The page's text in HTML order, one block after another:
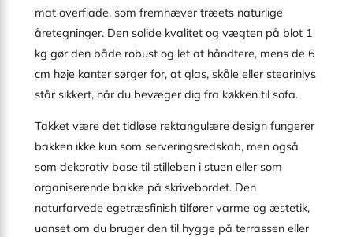
mat overflade, som fremhæver træets naturlige
åretegninger. Den solide kvalitet og vægten på blot 1
kg gør den både robust og let at håndtere, mens de 6
cm høje kanter sørger for, at glas, skåle eller stearinlys
står sikkert, når du bevæger dig fra køkken til sofa.
Takket være det tidløse rektangulære design fungerer
bakken ikke kun som serveringsredskab, men også
som dekorativ base til stilleben i stuen eller som
organiserende bakke på skrivebordet. Den
naturfarvede egetræsfinish tilfører varme og æstetik,
uanset om du bruger den til hygge på terrassen eller